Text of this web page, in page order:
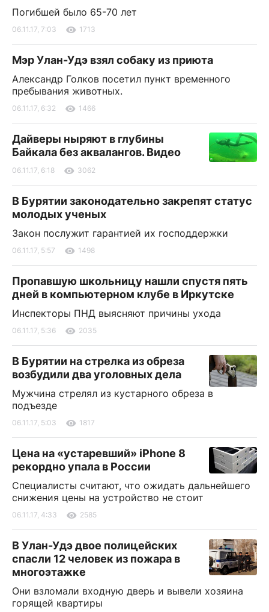
Погибшей было 65-70 лет
06.11.17, 7:03 1713
Мэр Улан-Удэ взял собаку из приюта
Александр Голков посетил пункт временного
пребывания животных.
06.11.17, 6:32 1466
Дайверы ныряют в глубины
Байкала без аквалангов. Видео
06.11.17, 6:18 3062
В Бурятии законодательно закрепят статус
молодых ученых
Закон послужит гарантией их господдержки
06.11.17, 5:57 1498
Пропавшую школьницу нашли спустя пять
дней в компьютерном клубе в Иркутске
Инспекторы ПНД выясняют причины ухода
06.11.17, 5:36 2035
В Бурятии на стрелка из обреза
возбудили два уголовных дела
Мужчина стрелял из кустарного обреза в
подъезде
06.11.17, 5:03 1817
Цена на «устаревший» iPhone 8
рекордно упала в России
Специалисты считают, что ожидать дальнейшего
снижения цены на устройство не стоит
06.11.17, 4:33 2585
В Улан-Удэ двое полицейских
спасли 12 человек из пожара в
многоэтажке
Они взломали входную дверь и вывели хозяина
горящей квартиры